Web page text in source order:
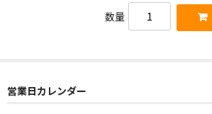
返品
数量
営業日カレンダー